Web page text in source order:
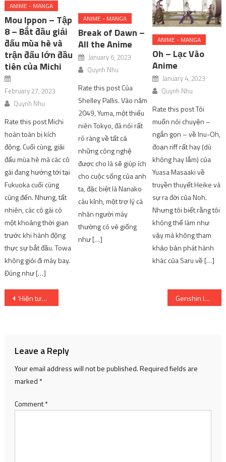
ANIME - MANGA
Mou Ippon – Tập
8 – Bắt đầu giải
đấu mùa hè và
trận đấu lớn đầu
tiên của Michi
February 27, 2023
Quynh Nhu
Rate this post Michi
hoàn toàn bị kích
động. Cuối cùng, giải
đấu mùa hè mà các cô
gái đang hướng tới tại
Fukuoka cuối cùng
cũng đến. Nhưng, tất
nhiên, các cô gái có
một khoảng thời gian
trước khi hành động
thực sự bắt đầu. Towa
không giỏi đi máy bay.
Đúng như […]
ANIME - MANGA
Break of Dawn –
All the Anime
January 6, 2023
Quynh Nhu
Rate this post Của
Shelley Pallis. Vào năm
2049, Yuma, một thiếu
niên Tokyo, đã nói rất
rõ ràng về tất cả
những công nghệ
được cho là sẽ giúp ích
cho cuộc sống của anh
ta, đặc biệt là Nanako
cáu kỉnh, một trợ lý cá
nhân người máy
thường có vẻ giống
như […]
ANIME - MANGA
Oh – Lạc Vào
Anime
January 4, 2023
Quynh Nhu
Rate this post Tôi
muốn nói chuyện –
ngắn gọn – về Inu-Oh,
đoạn riff rất hay (dù
không hay lắm) của
Yuasa Masaaki về
truyền thuyết Heike và
sự ra đời của Noh.
Nhưng tôi biết rằng tôi
không thể làm như
vậy mà không tham
khảo bản phát hành
khác của Saru về […]
Post
‘Hiện tượng mạng’ Trang Hý sau 8 năm nổi tiếng thế nào? Genshin Impact: Lý thuyết về chiến dịch “Thu thập Gnosis” của Tsaritsa | SharingFunVN
Leave a Reply
Your email address will not be published.Required fields are
marked *
Comment*